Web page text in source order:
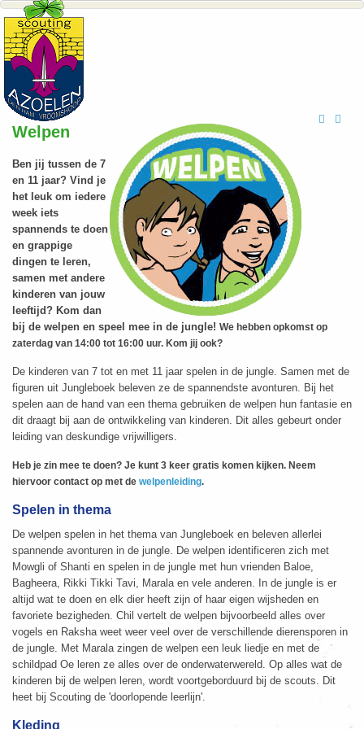
Hits: 17459
Welpen
Ben jij tussen de 7
en 11 jaar? Vind je
het leuk om iedere
week iets
spannends te doen
en grappige
dingen te leren,
samen met andere
kinderen van jouw
leeftijd? Kom dan
bij de welpen en speel mee in de jungle! We hebben opkomst op
zaterdag van 14:00 tot 16:00 uur. Kom jij ook?
De kinderen van 7 tot en met 11 jaar spelen in de jungle. Samen met de
figuren uit Jungleboek beleven ze de spannendste avonturen. Bij het
spelen aan de hand van een thema gebruiken de welpen hun fantasie en
dit draagt bij aan de ontwikkeling van kinderen. Dit alles gebeurt onder
leiding van deskundige vrijwilligers.
Heb je zin mee te doen? Je kunt 3 keer gratis komen kijken. Neem
hiervoor contact op met de welpenleiding.
Spelen in thema
De welpen spelen in het thema van Jungleboek en beleven allerlei
spannende avonturen in de jungle. De welpen identificeren zich met
Mowgli of Shanti en spelen in de jungle met hun vrienden Baloe,
Bagheera, Rikki Tikki Tavi, Marala en vele anderen. In de jungle is er
altijd wat te doen en elk dier heeft zijn of haar eigen wijsheden en
favoriete bezigheden. Chil vertelt de welpen bijvoorbeeld alles over
vogels en Raksha weet weer veel over de verschillende dierensporen in
de jungle. Met Marala zingen de welpen een leuk liedje en met de
schildpad Oe leren ze alles over de onderwaterwereld. Op alles wat de
kinderen bij de welpen leren, wordt voortgeborduurd bij de scouts. Dit
heet bij Scouting de 'doorlopende leerlijn'.
Kleding